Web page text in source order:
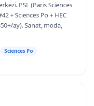
PSL (Paris Sciences
+ Sciences Po + HEC
ay). Sanat, moda,
Sciences Po